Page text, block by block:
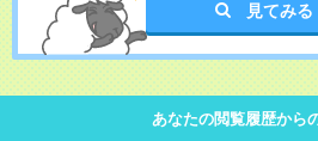
見てみる
あなたの閲覧履歴から